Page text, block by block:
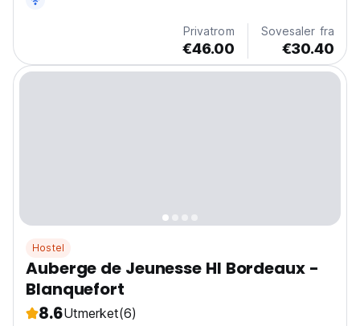
Privatrom
€46.00
Sovesaler fra
€30.40
Hostel
Auberge de Jeunesse HI Bordeaux -
Blanquefort
8.6Utmerket(6)